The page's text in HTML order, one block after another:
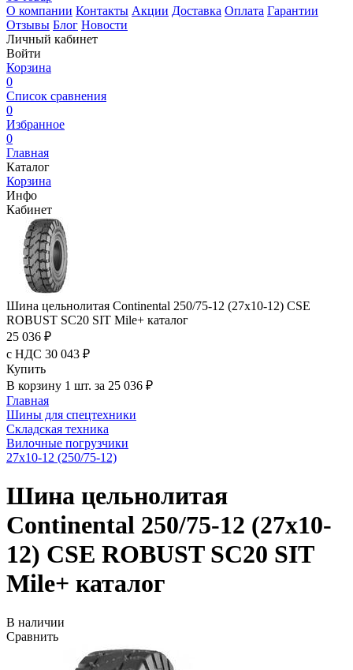
О компании Контакты Акции Доставка Оплата Гарантии
Отзывы Блог Новости
Личный кабинет
Войти
Корзина
0
Список сравнения
0
Избранное
0
Главная
Каталог
Корзина
Инфо
Кабинет
Шина цельнолитая Continental 250/75-12 (27x10-12) CSE
ROBUST SC20 SIT Mile+ каталог
25 036 ₽
с НДС 30 043 ₽
Купить
В корзину 1 шт. за 25 036 ₽
Главная
Шины для спецтехники
Складская техника
Вилочные погрузчики
27x10-12 (250/75-12)
Шина цельнолитая
Continental 250/75-12 (27x10-
12) CSE ROBUST SC20 SIT
Mile+ каталог
В наличии
Сравнить